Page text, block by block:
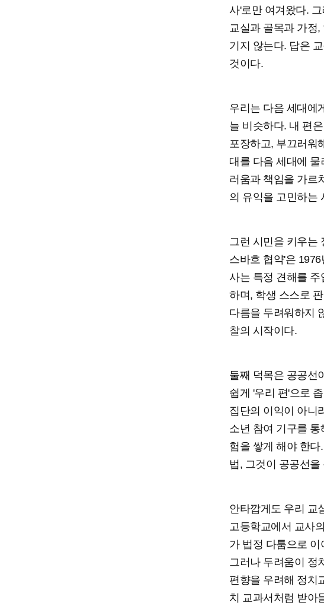
사'로만 여겨왔다.
교실과 골목과 가정
기지 않는다. 답은
것이다.
우리는 다음 세대에
늘 비슷하다. 내 편
포장하고, 부끄러워
대를 다음 세대에
러움과 책임을 가르
의 유익을 고민하는
그런 시민을 키우는
스바흐 협약'은
사는 특정 견해를
하며, 학생 스스로
다름을 두려워하지
찰의 시작이다.
둘째 덕목은 공공선
쉽게 '우리 편'으로
집단의 이익이 아니
소년 참여 기구를
험을 쌓게 해야 한
법, 그것이 공공선
안타깝게도 우리 교
고등학교에서 교사
가 법정 다툼으로
그러나 두려움이 정
편향을 우려해 정치
치 교과서처럼 받아